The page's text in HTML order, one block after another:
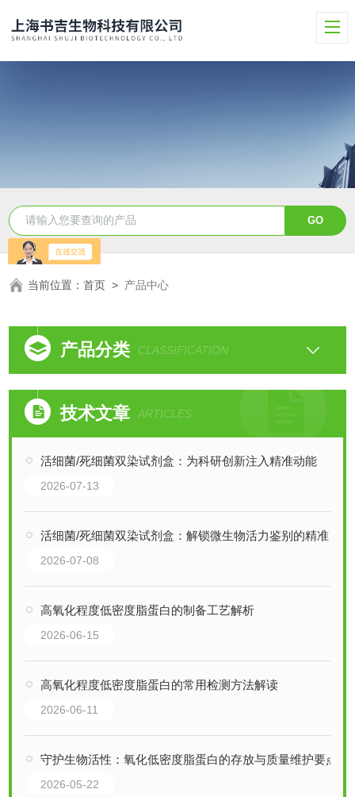
当前位置：首页 > 产品中心
产品分类 CLASSIFICATION
技术文章 ARTICLES
活细菌/死细菌双染试剂盒：为科研创新注入精准动能
2026-07-13
活细菌/死细菌双染试剂盒：解锁微生物活力鉴别的精准密钥
2026-07-08
高氧化程度低密度脂蛋白的制备工艺解析
2026-06-15
高氧化程度低密度脂蛋白的常用检测方法解读
2026-06-11
守护生物活性：氧化低密度脂蛋白的存放与质量维护要点
2026-05-22